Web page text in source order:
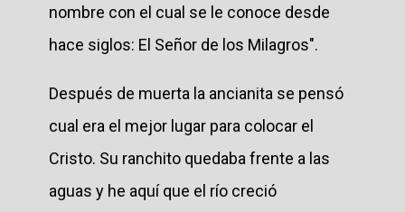
nombre con el cual se le conoce desde
hace siglos: El Señor de los Milagros".
Después de muerta la ancianita se pensó
cual era el mejor lugar para colocar el
Cristo. Su ranchito quedaba frente a las
aguas y he aquí que el río creció